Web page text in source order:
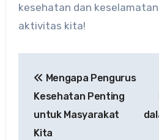
kesehatan dan
aktivitas kita!
navigation
Mengapa Pengurus
Kesehatan Penting
untuk Masyarakat
Kita